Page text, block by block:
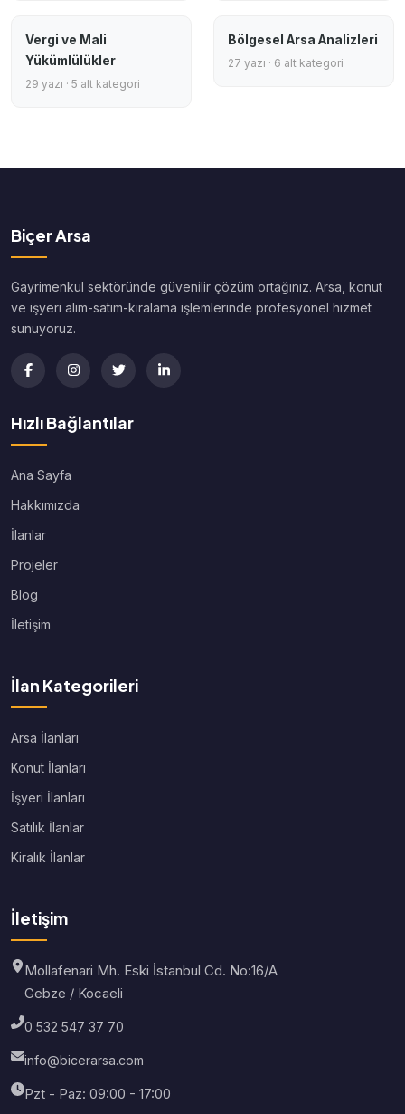
Vergi ve Mali
Yükümlülükler
29 yazı · 5 alt kategori
Bölgesel Arsa Analizleri
27 yazı · 6 alt kategori
Biçer Arsa
Gayrimenkul sektöründe güvenilir çözüm ortağınız. Arsa, konut
ve işyeri alım-satım-kiralama işlemlerinde profesyonel hizmet
sunuyoruz.
Hızlı Bağlantılar
Ana Sayfa
Hakkımızda
İlanlar
Projeler
Blog
İletişim
İlan Kategorileri
Arsa İlanları
Konut İlanları
İşyeri İlanları
Satılık İlanlar
Kiralık İlanlar
İletişim
Mollafenari Mh. Eski İstanbul Cd. No:16/A
Gebze / Kocaeli
0 532 547 37 70
info@bicerarsa.com
Pzt - Paz: 09:00 - 17:00